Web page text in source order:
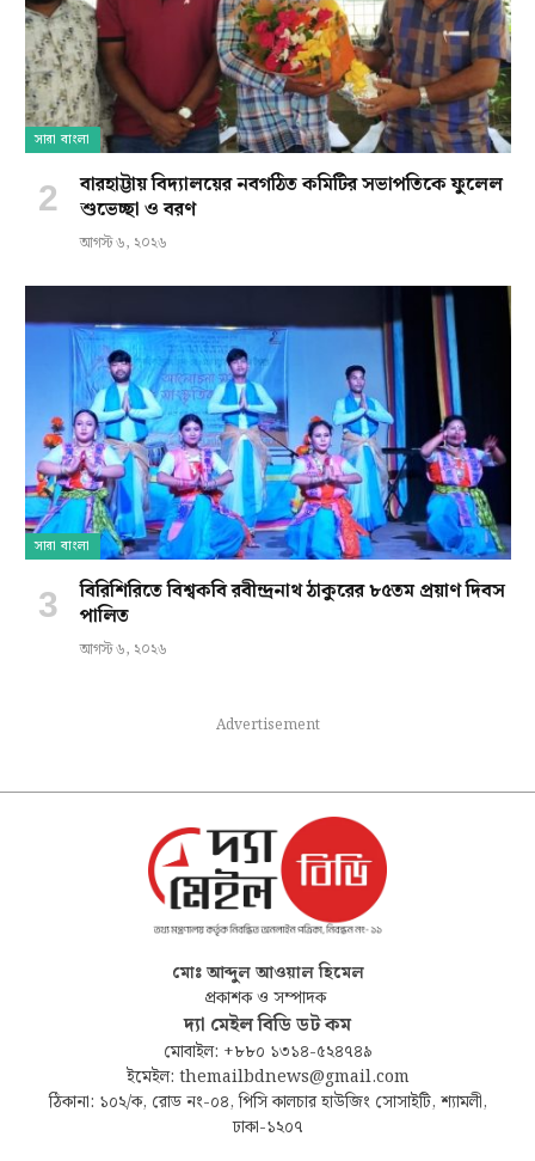
সারা বাংলা
বারহাট্টায় বিদ্যালয়ের নবগঠিত কমিটির সভাপতিকে ফুলেল
শুভেচ্ছা ও বরণ
আগস্ট ৬, ২০২৬
সারা বাংলা
বিরিশিরিতে বিশ্বকবি রবীন্দ্রনাথ ঠাকুরের ৮৫তম প্রয়াণ দিবস
পালিত
আগস্ট ৬, ২০২৬
Advertisement
মোঃ আব্দুল আওয়াল হিমেল
প্রকাশক ও সম্পাদক
দ্যা মেইল বিডি ডট কম
মোবাইল: +৮৮০ ১৩১৪-৫২৪৭৪৯
ইমেইল: themailbdnews@gmail.com
ঠিকানা: ১০২/ক, রোড নং-০৪, পিসি কালচার হাউজিং সোসাইটি, শ্যামলী,
ঢাকা-১২০৭